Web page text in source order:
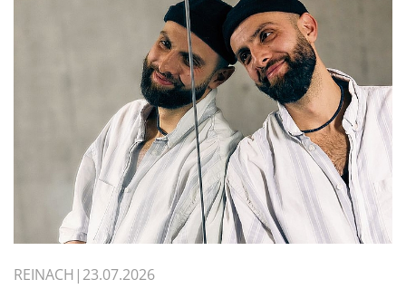
REINACH 23.07.2026